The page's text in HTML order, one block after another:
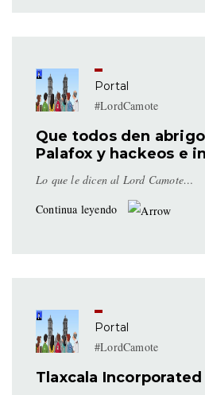
Portal
#LordCamote
Que todos den
Palafox y hackeos e
Lo que le dicen al Lord Camote…
Continua leyendo
Portal
#LordCamote
Tlaxcala Incorporated